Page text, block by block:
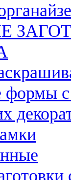
с